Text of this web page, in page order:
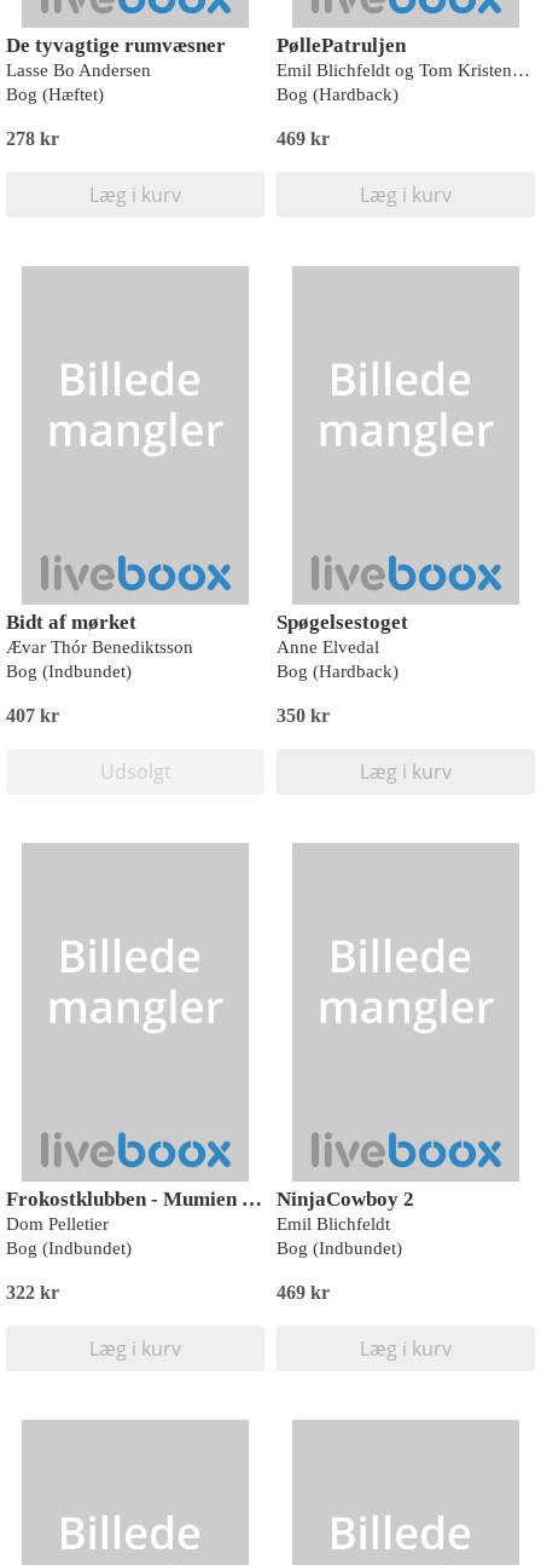
De tyvagtige rumvæsner
Lasse Bo Andersen
Bog (Hæftet)
278 kr
Læg i kurv
PøllePatruljen
Emil Blichfeldt og Tom Kristensen
Bog (Hardback)
469 kr
Læg i kurv
Bidt af mørket
Ævar Thór Benediktsson
Bog (Indbundet)
407 kr
Udsolgt
Spøgelsestoget
Anne Elvedal
Bog (Hardback)
350 kr
Læg i kurv
Frokostklubben - Mumien vågner
Dom Pelletier
Bog (Indbundet)
322 kr
Læg i kurv
NinjaCowboy 2
Emil Blichfeldt
Bog (Indbundet)
469 kr
Læg i kurv